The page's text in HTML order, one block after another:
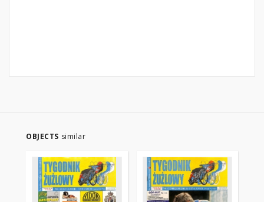
OBJECTS similar